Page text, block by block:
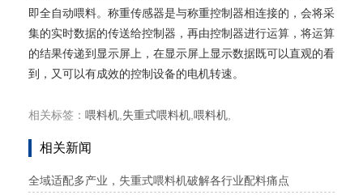
即全自动喂料。称重传感器是与称重控制器相连接的，会将采
集的实时数据的传送给控制器，再由控制器进行运算，将运算
的结果传递到显示屏上，在显示屏上显示数据既可以直观的看
到，又可以有成效的控制设备的电机转速。
相关标签： 喂料机 失重式喂料机 喂料机
相关新闻
全域适配多产业，失重式喂料机破解各行业配料痛点